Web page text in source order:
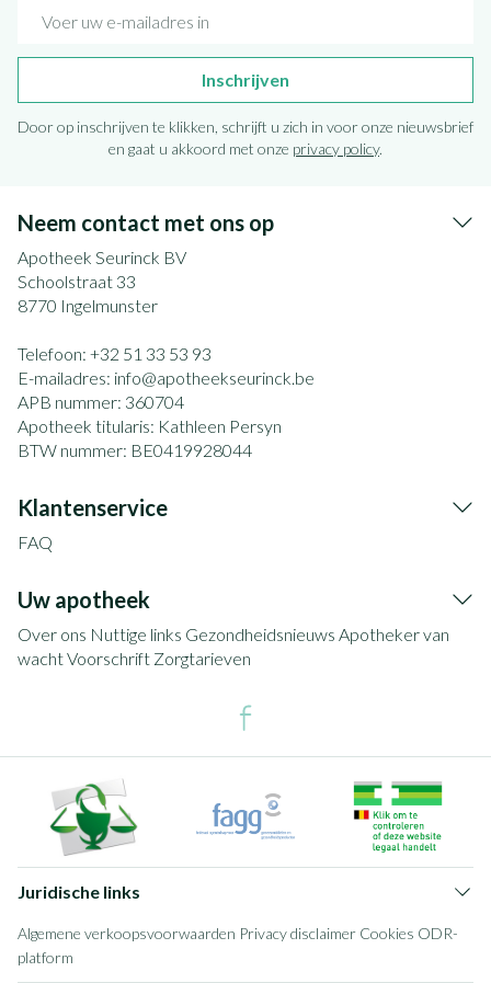
Inschrijven
Door op inschrijven te klikken, schrijft u zich in voor onze nieuwsbrief
en gaat u akkoord met onze privacy policy.
Neem contact met ons op
Apotheek Seurinck BV
Schoolstraat 33
8770 Ingelmunster
Telefoon: +32 51 33 53 93
E-mailadres: info@apotheekseurinck.be
APB nummer: 360704
Apotheek titularis: Kathleen Persyn
BTW nummer: BE0419928044
Klantenservice
FAQ
Uw apotheek
Over ons Nuttige links Gezondheidsnieuws Apotheker van
wachtVoorschrift Zorgtarieven
Juridische links
Algemene verkoopsvoorwaarden Privacy disclaimer Cookies ODR-
platform